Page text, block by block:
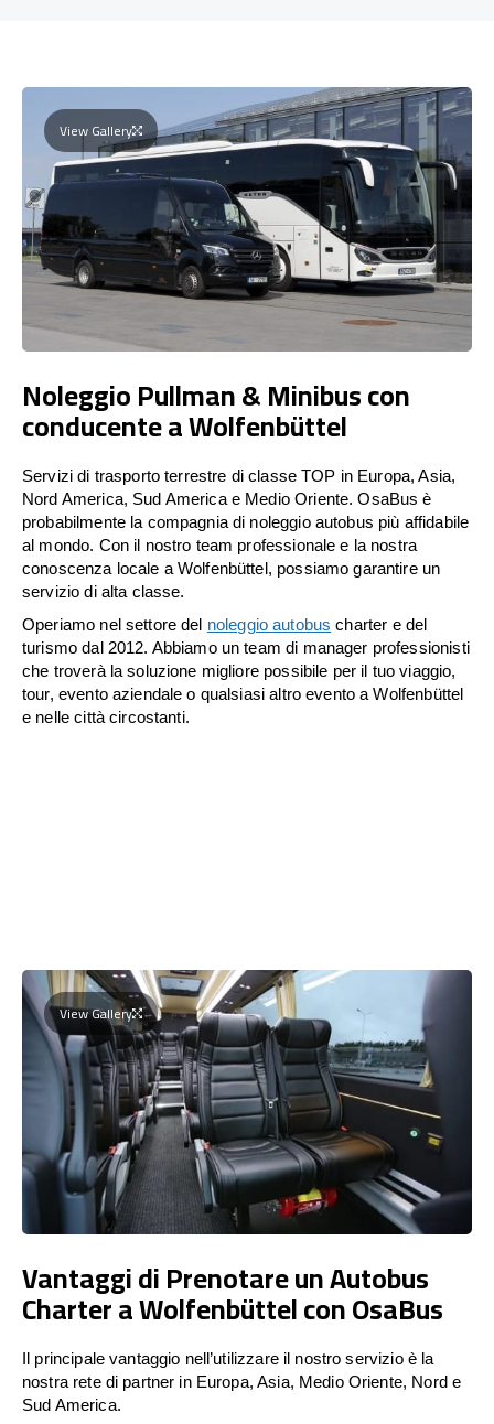
View Gallery
Noleggio Pullman & Minibus con
conducente a Wolfenbüttel
Servizi di trasporto terrestre di classe TOP in Europa, Asia,
Nord America, Sud America e Medio Oriente. OsaBus è
probabilmente la compagnia di noleggio autobus più affidabile
al mondo. Con il nostro team professionale e la nostra
conoscenza locale a Wolfenbüttel, possiamo garantire un
servizio di alta classe.
Operiamo nel settore del noleggio autobus charter e del
turismo dal 2012. Abbiamo un team di manager professionisti
che troverà la soluzione migliore possibile per il tuo viaggio,
tour, evento aziendale o qualsiasi altro evento a Wolfenbüttel
e nelle città circostanti.
View Gallery
Vantaggi di Prenotare un Autobus
Charter a Wolfenbüttel con OsaBus
Il principale vantaggio nell’utilizzare il nostro servizio è la
nostra rete di partner in Europa, Asia, Medio Oriente, Nord e
Sud America.